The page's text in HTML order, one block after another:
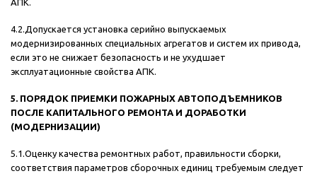
АПК.
4.2.Допускается установка серийно выпускаемых
модернизированных специальных агрегатов и систем их привода,
если это не снижает безопасность и не ухудшает
эксплуатационные свойства АПК.
5. ПОРЯДОК ПРИЕМКИ ПОЖАРНЫХ АВТОПОДЪЕМНИКОВ
ПОСЛЕ КАПИТАЛЬНОГО РЕМОНТА И ДОРАБОТКИ
(МОДЕРНИЗАЦИИ)
5.1.Оценку качества ремонтных работ, правильности сборки,
соответствия параметров сборочных единиц требуемым следует